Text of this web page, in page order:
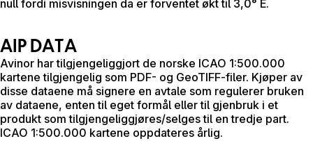
null fordi misvisningen da er forventet økt til 3,0° E.
AIP DATA
Avinor har tilgjengeliggjort de norske ICAO 1:500.000
kartene tilgjengelig som PDF- og GeoTIFF-filer. Kjøper av
disse dataene må signere en avtale som regulerer bruken
av dataene, enten til eget formål eller til gjenbruk i et
produkt som tilgjengeliggjøres/selges til en tredje part.
ICAO 1:500.000 kartene oppdateres årlig.